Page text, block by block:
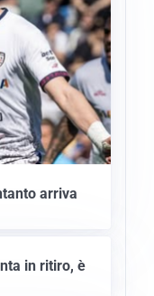
arriva
in ritiro, è